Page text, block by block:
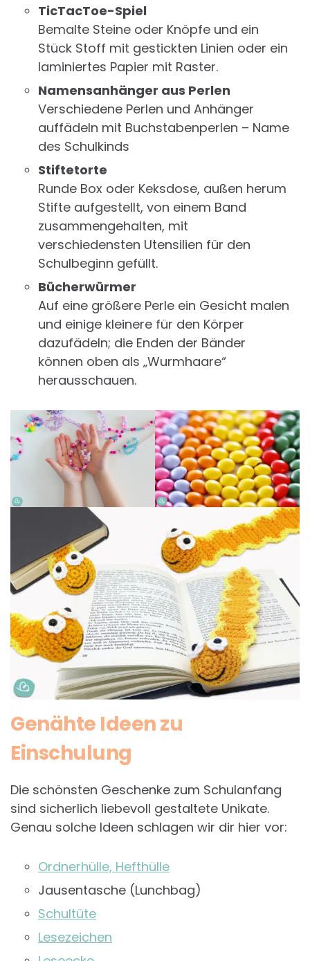
TicTacToe-Spiel
Bemalte Steine oder Knöpfe und ein
Stück Stoff mit gestickten Linien oder ein
laminiertes Papier mit Raster.
Namensanhänger aus Perlen
Verschiedene Perlen und Anhänger
auffädeln mit Buchstabenperlen – Name
des Schulkinds
Stiftetorte
Runde Box oder Keksdose, außen herum
Stifte aufgestellt, von einem Band
zusammengehalten, mit
verschiedensten Utensilien für den
Schulbeginn gefüllt.
Bücherwürmer
Auf eine größere Perle ein Gesicht malen
und einige kleinere für den Körper
dazufädeln; die Enden der Bänder
können oben als „Wurmhaare“
herausschauen.
Genähte Ideen zu
Einschulung
Die schönsten Geschenke zum Schulanfang
sind sicherlich liebevoll gestaltete Unikate.
Genau solche Ideen schlagen wir dir hier vor:
Ordnerhülle, Hefthülle
Jausentasche (Lunchbag)
Schultüte
Lesezeichen